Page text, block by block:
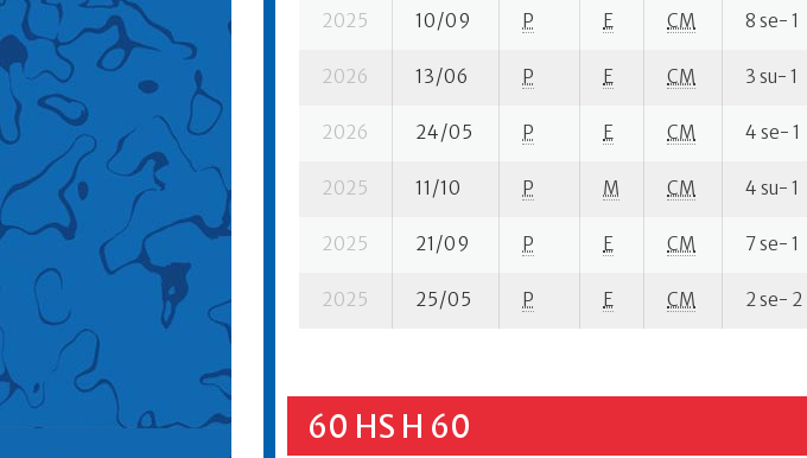
2025 10/09 P E CM 8 se- 1
2026 13/06 P E CM 3 su- 1
2026 24/05 P E CM 4 se- 1
2025 11/10 P M CM 4 su- 1
2025 21/09 P E CM 7 se- 1
2025 25/05 P E CM 2 se- 2
60 HS H 60